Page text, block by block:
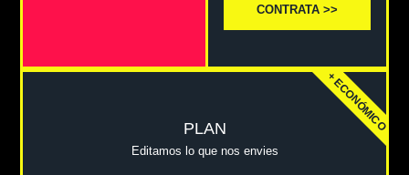
PLAN
Editamos lo que nos envies
+ ECONÓMICO
CONTRATA >>